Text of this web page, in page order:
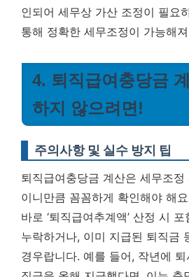
인되어 세무상 가산 조정이 필요
통해 정확한 세무조정이 가능해
4. 퇴직급여충당금
하지 않으려면!
주의사항 및 실수 방지 팁
퇴직급여충당금 계산은 세무조
이니만큼 꼼꼼하게 확인해야 해
바로 ‘퇴직급여추계액’ 산정 시
누락하거나, 이미 지급된 퇴직금
경우랍니다. 예를 들어, 작년에